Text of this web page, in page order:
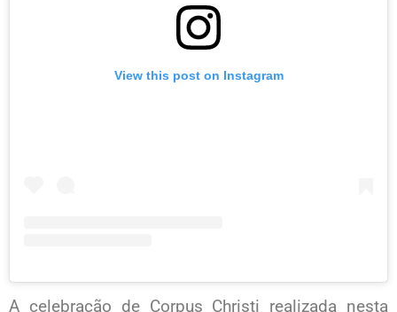
View this post on Instagram
A celebração de Corpus Christi realizada nesta